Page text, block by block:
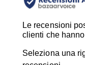
Le recensioni
clienti che
Seleziona una